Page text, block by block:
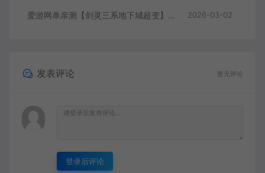
爱游网单亲测【剑灵三系地下城超变】最新整理三系超变地下城主体装备玩法单机 配套图文攻略 物品代码表 虚拟机端 视频教学 2026-03-02
发表评论 暂无评论
登录后评论